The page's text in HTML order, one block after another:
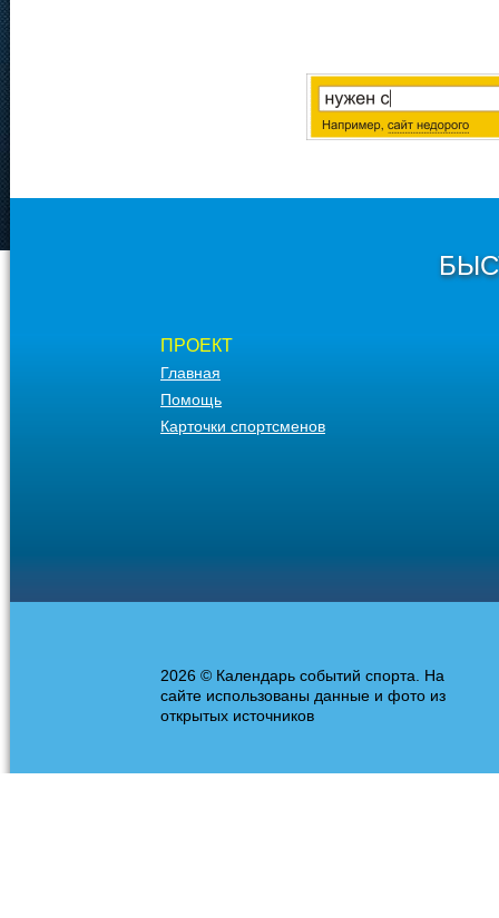
ПРОЕКТ
Главная
Помощь
Карточки спортсменов
2026 © Календарь событий спорта. На
сайте использованы данные и фото из
открытых источников